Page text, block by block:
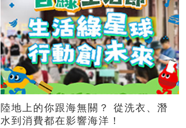
陸地上的你跟海無關？ 從洗衣、潛
水到消費都在影響海洋！